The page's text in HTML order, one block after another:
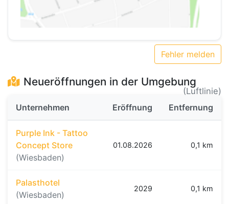
Fehler melden
Neueröffnungen in der Umgebung
(Luftlinie)
Unternehmen
Eröffnung Entfernung
Purple Ink - Tattoo
Concept Store
(Wiesbaden)
01.08.2026 0,1 km
Palasthotel
(Wiesbaden)
2029 0,1 km